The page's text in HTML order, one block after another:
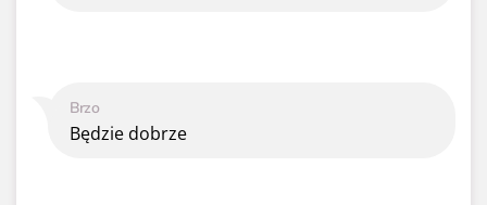
Brzo
Będzie dobrze